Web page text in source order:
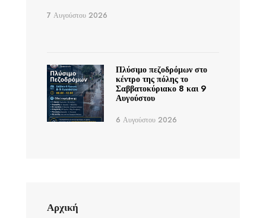
7 Αυγούστου 2026
Πλύσιμο πεζοδρόμων στο
κέντρο της πόλης το
Σαββατοκύριακο 8 και 9
Αυγούστου
6 Αυγούστου 2026
Αρχική